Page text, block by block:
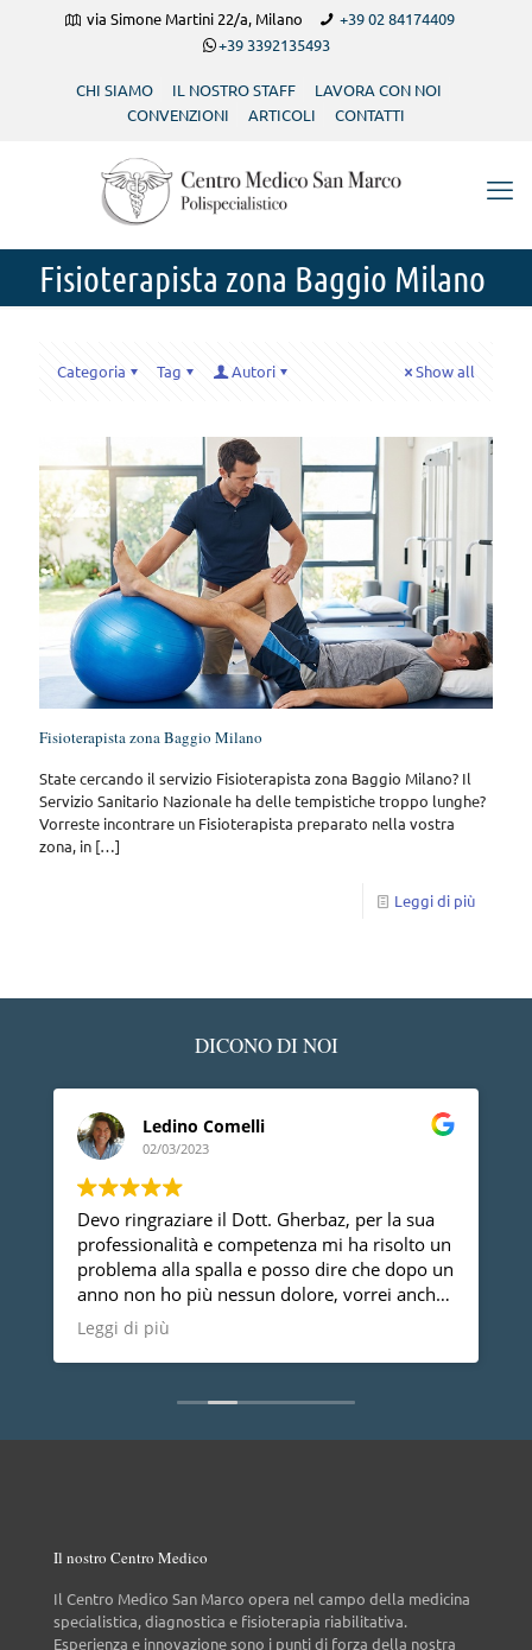
via Simone Martini 22/a, Milano
+39 02 84174409
+39 3392135493
CHI SIAMO IL NOSTRO STAFF
LAVORA CON NOI
CONVENZIONI
ARTICOLI CONTATTI
Fisioterapista zona Baggio Milano
Categoria Tag Autori Show all
Fisioterapista zona Baggio Milano
State cercando il servizio Fisioterapista zona Baggio Milano? Il
Servizio Sanitario Nazionale ha delle tempistiche troppo lunghe?
Vorreste incontrare un Fisioterapista preparato nella vostra
zona, in […]
Leggi di più
DICONO DI NOI
Ledino Comelli
02/03/2023
Devo ringraziare il Dott. Gherbaz, per la sua
professionalità e competenza mi ha risolto un
problema alla spalla e posso dire che dopo un
anno non ho più nessun dolore, vorrei anche
dire che è una persona molto disponibile cosa
non da tutti.
Leggi di più
Il nostro Centro Medico
Il Centro Medico San Marco opera nel campo della medicina
specialistica, diagnostica e fisioterapia riabilitativa.
Esperienza e innovazione sono i punti di forza della nostra